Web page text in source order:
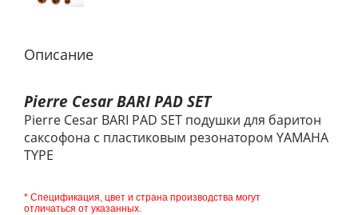
Описание
Pierre Cesar BARI PAD SET
Pierre Cesar BARI PAD SET подушки для баритон
саксофона с пластиковым резонатором YAMAHA
TYPE
* Спецификация, цвет и страна производства могут
отличаться от указанных.